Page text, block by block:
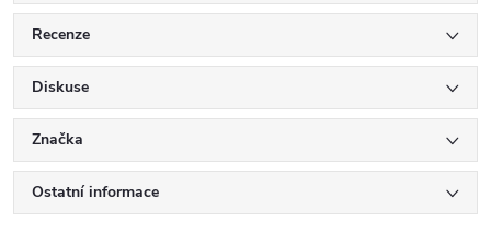
Recenze
Diskuse
Značka
Ostatní informace